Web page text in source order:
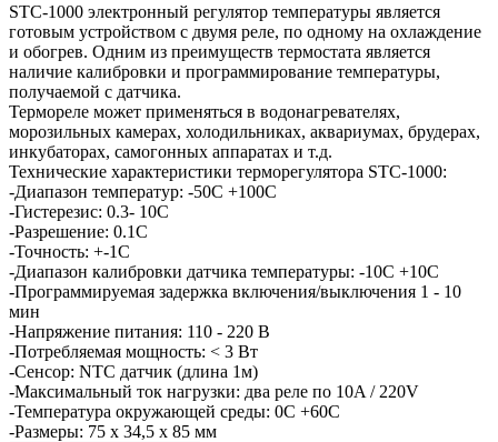
STC-1000 электронный регулятор температуры является
готовым устройством с двумя реле, по одному на охлаждение
и обогрев. Одним из преимуществ термостата является
наличие калибровки и программирование температуры,
получаемой с датчика.
Термореле может применяться в водонагревателях,
морозильных камерах, холодильниках, аквариумах, брудерах,
инкубаторах, самогонных аппаратах и т.д.
Технические характеристики терморегулятора STC-1000:
-Диапазон температур: -50C +100C
-Гистерезис: 0.3- 10C
-Разрешение: 0.1C
-Точность: +-1C
-Диапазон калибровки датчика температуры: -10C +10C
-Программируемая задержка включения/выключения 1 - 10
мин
-Напряжение питания: 110 - 220 В
-Потребляемая мощность: < 3 Вт
-Сенсор: NTC датчик (длина 1м)
-Максимальный ток нагрузки: два реле по 10A / 220V
-Температура окружающей среды: 0C +60C
-Размеры: 75 x 34,5 x 85 мм